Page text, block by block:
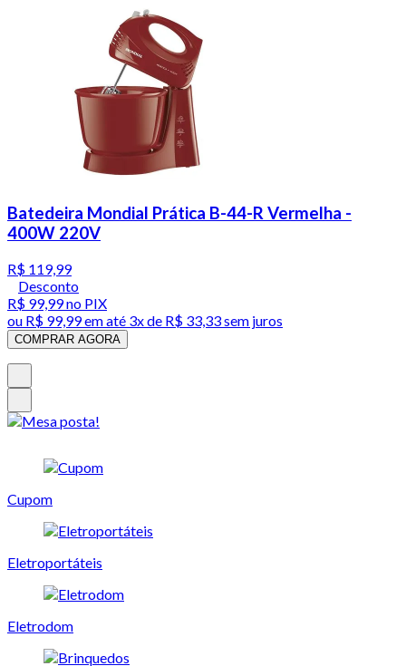
Batedeira Mondial Prática B-44-R Vermelha -
400W 220V
R$ 119,99
Desconto
R$ 99,99no PIX
ou R$ 99,99em até 3x de R$ 33,33 sem juros
COMPRAR AGORA
Cupom
Eletroportáteis
Eletrodom